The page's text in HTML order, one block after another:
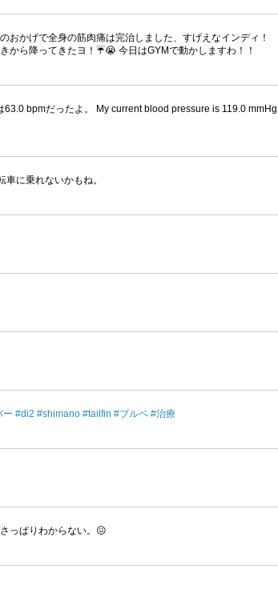
かげで全身の筋肉痛は完治しました、すげえなインディ！
ら降ってきたヨ！☔😭 今日はGYMで動かしますわ！！
bpmだったよ。 My current blood pressure is 119.0 mmHg
に乗れないかもね。
ー #di2 #shimano #tailfin #ブルベ #治療
っぱりわからない。😖